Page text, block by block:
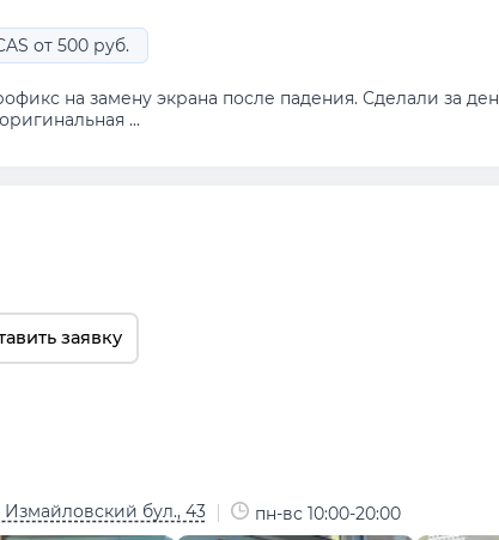
от 500 руб.
на замену экрана после падения. Сделали за
...
заявку
Измайловский бул., 43 пн-вс 10:00-20:00